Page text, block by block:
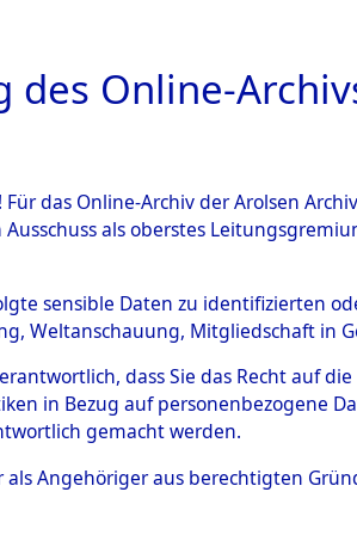
ARCHIVALE
zu den Orten
→0023
0023
Online-
das Online-Archiv der Arolsen
als oberstes
sensible Daten zu identifizierten
Weltanschauung, Mitgliedschaft in
dass Sie das Recht auf
in Bezug auf personenbezogene
gemacht werden.
als Angehöriger aus berechtigten